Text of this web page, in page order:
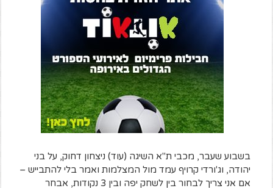
בשבוע שעבר, מכבי ת"א השיגה (עוד) ניצחון דחוק, על בני
יהודה, וג'ורדי קרויף עמד מול המצלמות ואמר בלי להתבייש –
אם אני צריך לבחור בין לשחק יפה ובין 3 נקודות, אבחר